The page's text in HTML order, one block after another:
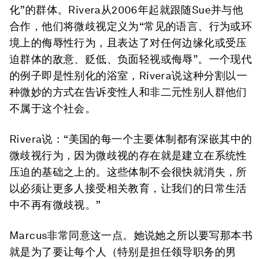
化”的群体。Rivera从2006年起就跟随Sue并与他
合作，他们将微歧视定义为“常见的语言、行为或环
境上的侮辱性行为，且表达了对任何边缘化或受压
迫群体的敌意、贬低、负面轻视或侮辱”。一个现代
的例子即是性别化的浴室，Rivera说这种分割以一
种微妙的方式在告诉变性人和非二元性别人群他们
不属于这个社会。
Rivera说：“美国的每一个主要体制都有深嵌其中的
微歧视行为，因为微歧视的存在就是建立在系统性
压迫的基础之上的。这些体制不会很快就消失，所
以必须让更多人接受相关教育，让我们的日常生活
中不再有微歧视。”
Marcus非常同意这一点。她说她之所以要写那本书
就是为了要让每个人（特别是担任领导职务的男